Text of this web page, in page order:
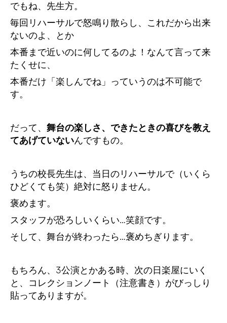
でもね、先生方。
毎回リハーサルで怒鳴り散らし、これだから出来
ないのよ、とか
本番まで近いのに何してるのよ！なんて言って来
たくせに、
本番だけ「楽しんでね」っていうのは不可能で
す。
だって、 舞台の楽しさ、できたときの喜びを教え
てあげていないんですもの。
うちの校長先生は、当日のリハーサルで（いくら
ひどくても笑）絶対に怒りません。
褒めます。
スタッフが恐ろしいくらい…笑顔です。
そして、舞台が終わったら…褒めちぎります。
もちろん、3公演とかある時、次の日楽屋にいく
と、コレクションノート（注意書き）がびっしり
貼ってありますが。